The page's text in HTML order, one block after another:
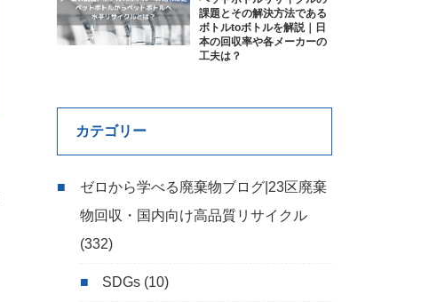
課題とその解決方法である
ボトルtoボトルを解説｜日
本の回収率や各メーカーの
工夫は？
カテゴリー
ゼロから学べる廃棄物ブログ|23区廃棄
物回収・国内向け高品質リサイクル
(332)
SDGs (10)